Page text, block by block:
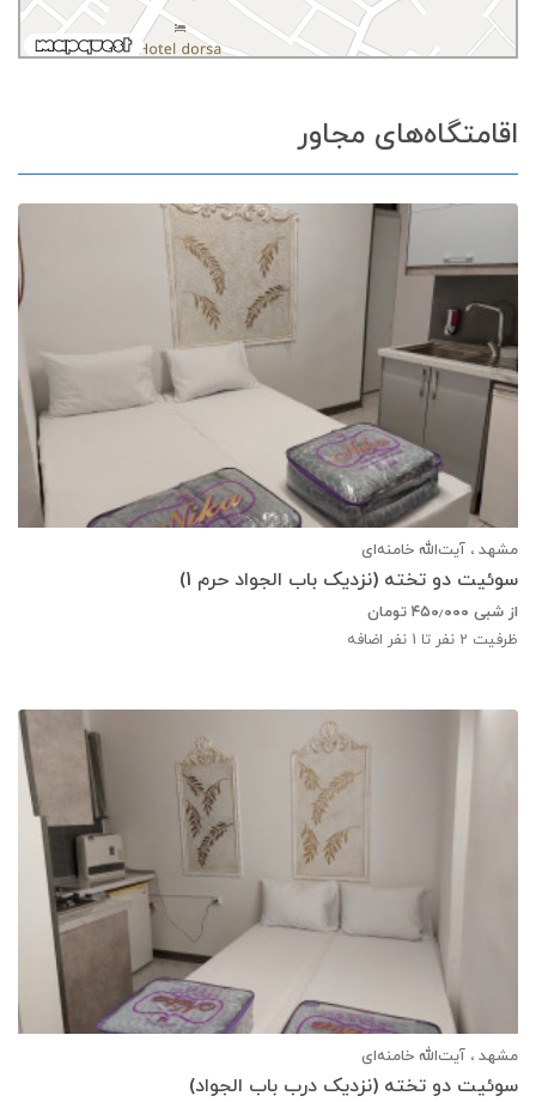
اقامتگاه‌های مجاور
مشهد ، آیت‌الله خامنه‌ای
سوئیت دو تخته (نزدیک باب الجواد حرم 1)
از شبی ۴۵۰٫۰۰۰ تومان
ظرفیت 2 نفر تا 1 نفر اضافه
مشهد ، آیت‌الله خامنه‌ای
سوئیت دو تخته (نزدیک درب باب الجواد)